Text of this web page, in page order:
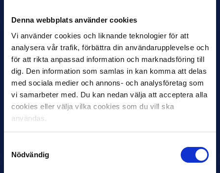
Denna webbplats använder cookies
Vi använder cookies och liknande teknologier för att
analysera vår trafik, förbättra din användarupplevelse och
för att rikta anpassad information och marknadsföring till
dig. Den information som samlas in kan komma att delas
med sociala medier och annons- och analysföretag som
vi samarbeter med. Du kan nedan välja att acceptera alla
cookies eller välja vilka cookies som du vill ska
användas.
Nödvändig
12 JUNI
Favorit i repris för Sirius i maj